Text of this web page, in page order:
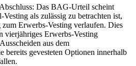
Das BAG-Urteil scheint
Vesting als zulässig zu betrachten ist,
zum Erwerbs-Vesting verlaufen. Dies
vierjähriges Erwerbs-Vesting
aus dem
bereits gevesteten Optionen innerhalb